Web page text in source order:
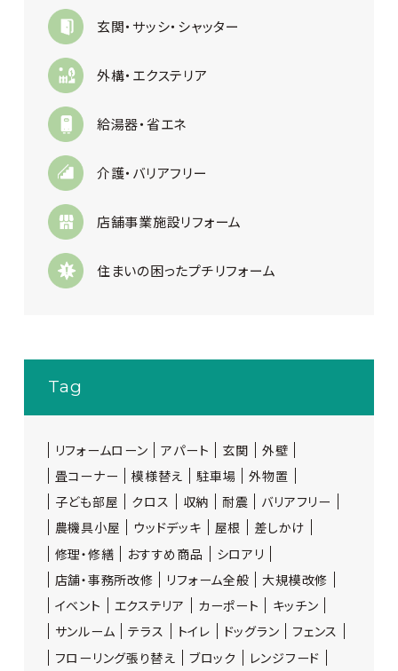
玄関・サッシ・シャッター
外構・エクステリア
給湯器・省エネ
介護・バリアフリー
店舗事業施設リフォーム
住まいの困ったプチリフォーム
Tag
リフォームローン アパート 玄関
外壁
畳コーナー
模様替え 駐車場
外物置
子ども部屋
クロス 収納 耐震
バリアフリー
農機具小屋
ウッドデッキ 屋根
差しかけ
修理・修繕
おすすめ商品
シロアリ
店舗・事務所改修
リフォーム全般
大規模改修
イベント
エクステリア カーポート
キッチン
サンルーム
テラス トイレ ドッグラン
フェンス
フローリング張り替え
ブロック レンジフード